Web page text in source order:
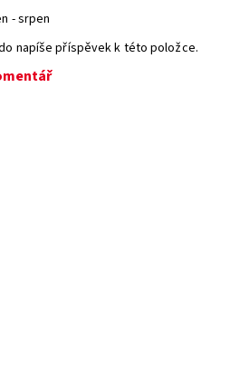
- srpen
napíše příspěvek k této položce.